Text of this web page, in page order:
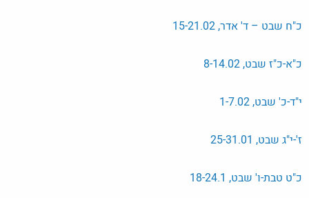
כ"ח שבט – ד' אדר, 15-21.02
כ"א-כ"ז שבט, 8-14.02
י"ד-כ' שבט, 1-7.02
ז'-י"ג שבט, 25-31.01
כ"ט טבת-ו' שבט, 18-24.1